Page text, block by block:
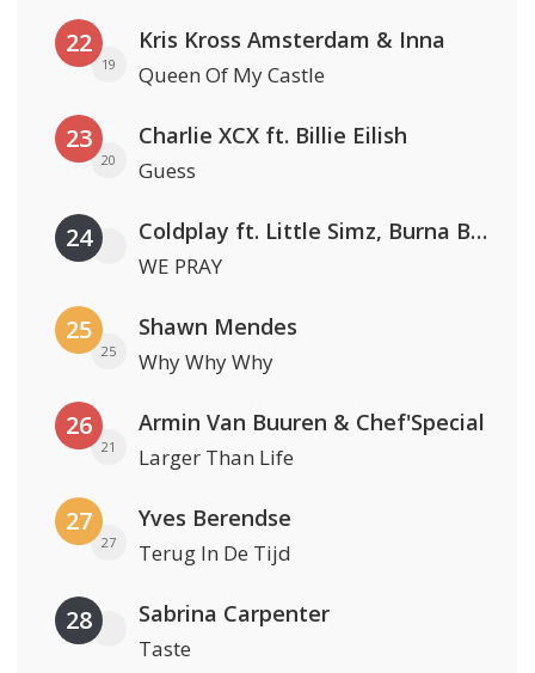
22
19
Kris Kross Amsterdam & Inna
Queen Of My Castle
23
20
Charlie XCX ft. Billie Eilish
Guess
24 Coldplay ft. Little Simz, Burna Boy, Elyanna & Tini
WE PRAY
25
25
Shawn Mendes
Why Why Why
26
21
Armin Van Buuren & Chef'Special
Larger Than Life
27
27
Yves Berendse
Terug In De Tijd
28 Sabrina Carpenter
Taste